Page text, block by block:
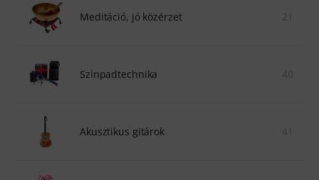
Meditáció, jó közérzet
Színpadtechnika
Akusztikus gitárok